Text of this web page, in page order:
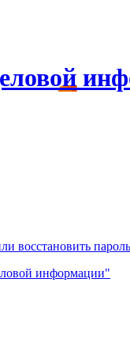
восстановить пароль
информации"